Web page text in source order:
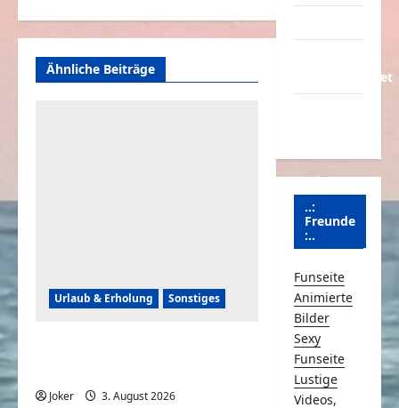
Ähnliche Beiträge
Urlaub & Erholung Sonstiges
Joker 3. August 2026
Schmunzeln.net
..:
Freunde
:..
Funseite
Animierte
Bilder
Sexy
Funseite
Lustige
Videos,